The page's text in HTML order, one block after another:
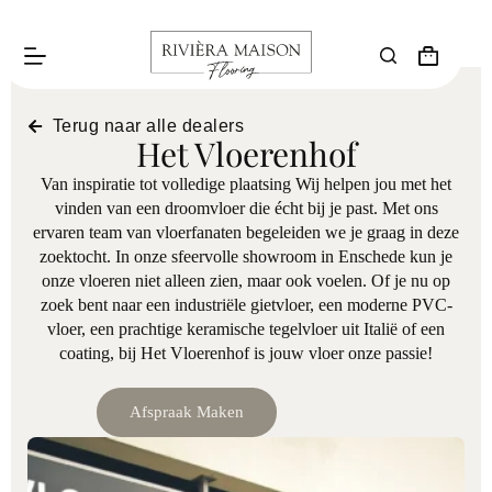
Terug naar alle dealers
Het Vloerenhof
Van inspiratie tot volledige plaatsing Wij helpen jou met het
vinden van een droomvloer die écht bij je past. Met ons
ervaren team van vloerfanaten begeleiden we je graag in deze
zoektocht. In onze sfeervolle showroom in Enschede kun je
onze vloeren niet alleen zien, maar ook voelen. Of je nu op
zoek bent naar een industriële gietvloer, een moderne PVC-
vloer, een prachtige keramische tegelvloer uit Italië of een
coating, bij Het Vloerenhof is jouw vloer onze passie!
Afspraak Maken